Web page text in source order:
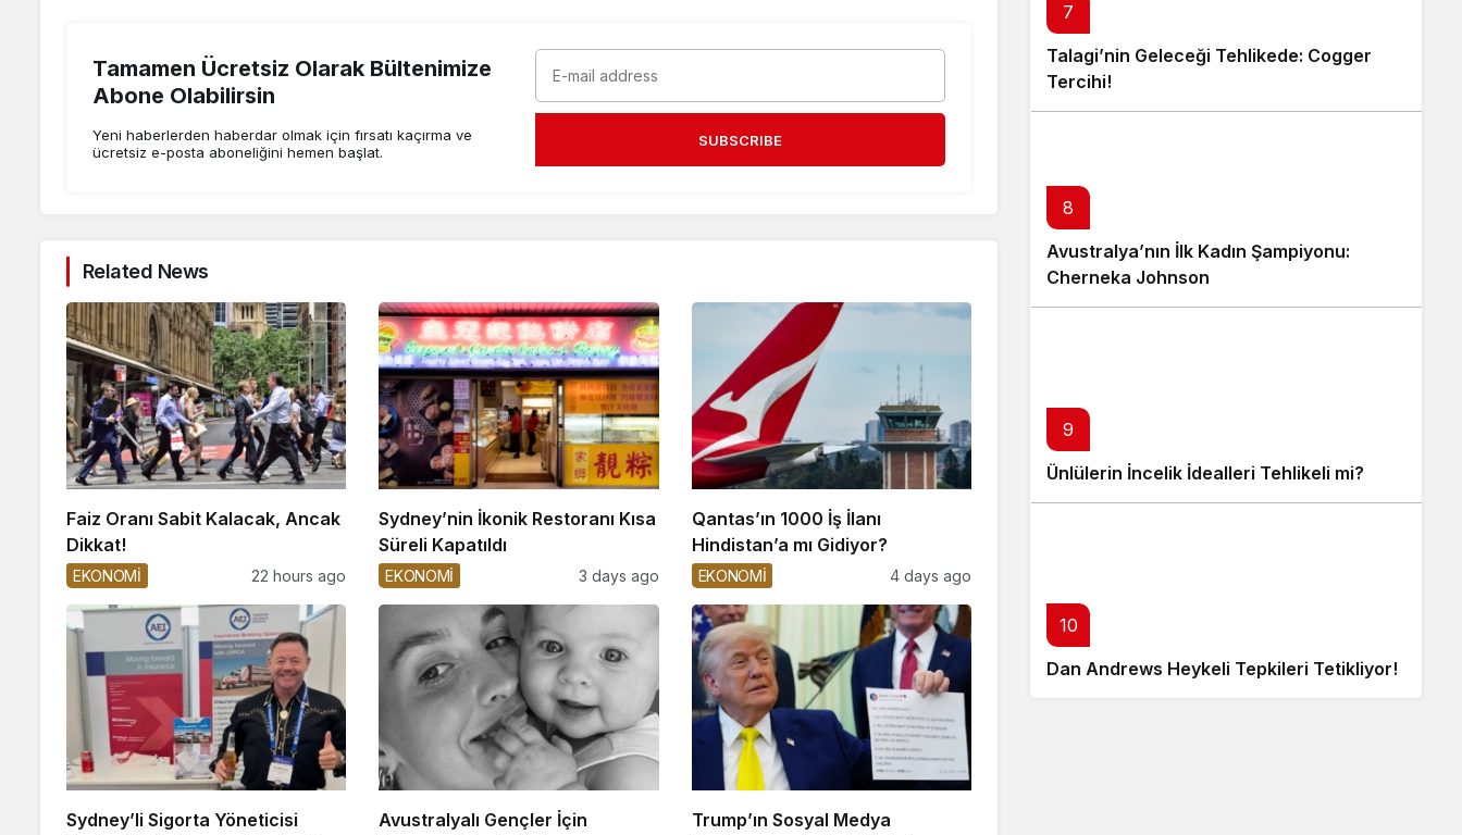
Tamamen Ücretsiz Olarak Bültenimize
Abone Olabilirsin
Yeni haberlerden haberdar olmak için fırsatı kaçırma ve
ücretsiz e-posta aboneliğini hemen başlat.
SUBSCRIBE
Related News
Faiz Oranı Sabit Kalacak, Ancak
Dikkat!
EKONOMİ 22 hours ago
Sydney’nin İkonik Restoranı Kısa
Süreli Kapatıldı
EKONOMİ 3 days ago
Qantas’ın 1000 İş İlanı
Hindistan’a mı Gidiyor?
EKONOMİ 4 days ago
Sydney’li Sigorta Yöneticisi
Avustralyalı Gençler İçin
Trump’ın Sosyal Medya
7
Talagi’nin Geleceği Tehlikede: Cogger
Tercihi!
8
Avustralya’nın İlk Kadın Şampiyonu:
Cherneka Johnson
9
Ünlülerin İncelik İdealleri Tehlikeli mi?
10
Dan Andrews Heykeli Tepkileri Tetikliyor!